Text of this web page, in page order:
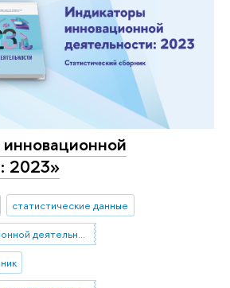
2023»
статистические данные
индикаторы инновационной деятельности